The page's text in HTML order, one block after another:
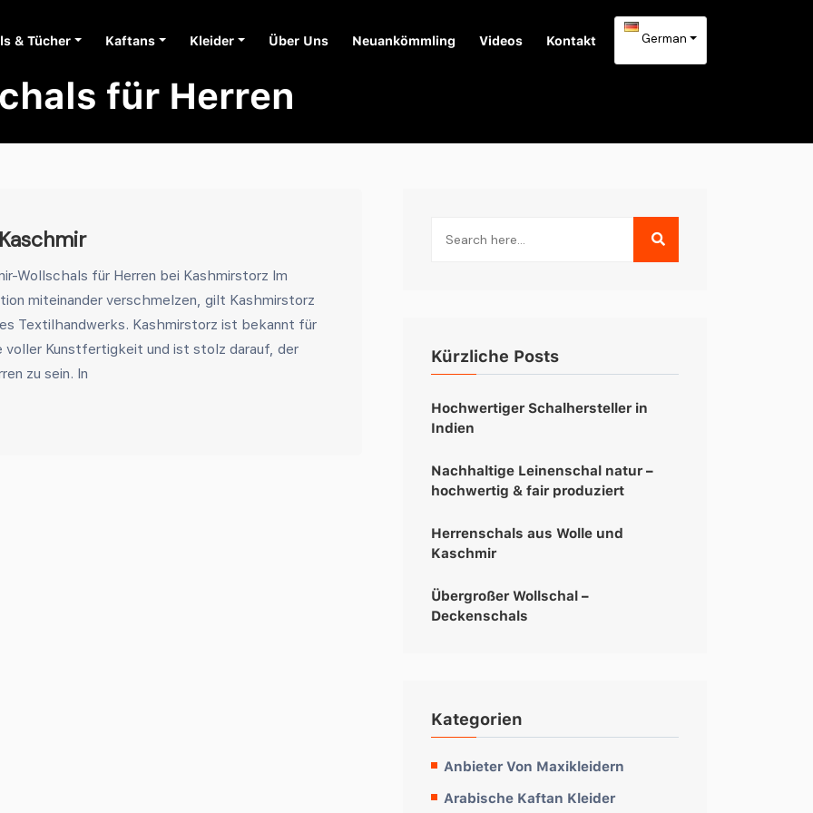
& Tücher Kaftans Kleider Über Uns Neuankömmling Videos Kontakt German
für Herren
Wollschals für Herren bei Kashmirstorz Im
miteinander verschmelzen, gilt Kashmirstorz
Textilhandwerks. Kashmirstorz ist bekannt für
voller Kunstfertigkeit und ist stolz darauf, der
zu sein. In
Kürzliche Posts
Hochwertiger Schalhersteller in
Indien
Nachhaltige Leinenschal natur –
hochwertig & fair produziert
Herrenschals aus Wolle und
Kaschmir
Übergroßer Wollschal –
Deckenschals
Kategorien
Anbieter Von Maxikleidern
Arabische Kaftan Kleider